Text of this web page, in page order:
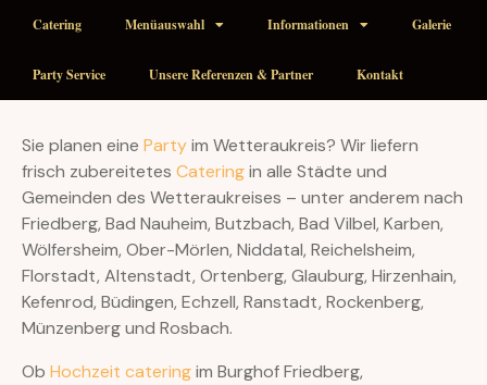
Catering Menüauswahl Informationen Galerie
Party Service Unsere Referenzen & Partner Kontakt
Sie planen eine Partyim Wetteraukreis? Wir liefern
frisch zubereitetes Cateringin alle Städte und
Gemeinden des Wetteraukreises – unter anderem nach
Friedberg, Bad Nauheim, Butzbach, Bad Vilbel, Karben,
Wölfersheim, Ober-Mörlen, Niddatal, Reichelsheim,
Florstadt, Altenstadt, Ortenberg, Glauburg, Hirzenhain,
Kefenrod, Büdingen, Echzell, Ranstadt, Rockenberg,
Münzenberg und Rosbach.
Ob Hochzeit cateringim Burghof Friedberg,